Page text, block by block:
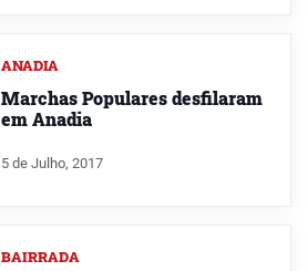
ANADIA
Marchas Populares desfilaram
em Anadia
5 de Julho, 2017
BAIRRADA